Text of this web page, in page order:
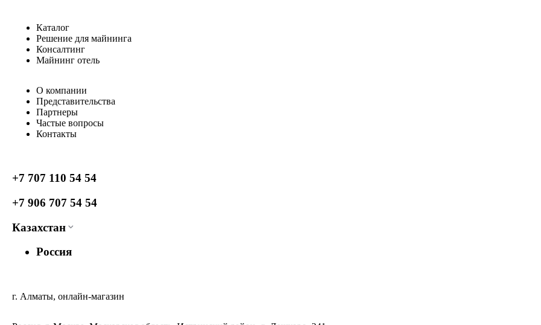
Каталог
Решение для майнинга
Консалтинг
Майнинг отель
О компании
Представительства
Партнеры
Частые вопросы
Контакты
+7 707 110 54 54
+7 906 707 54 54
Казахстан
Россия
г. Алматы, онлайн-магазин